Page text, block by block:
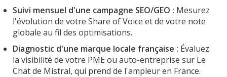
Suivi mensuel d'une campagne SEO/GEO : Mesurez
l'évolution de votre Share of Voice et de votre note
globale au fil des optimisations.
Diagnostic d'une marque locale française : Évaluez
la visibilité de votre PME ou auto-entreprise sur Le
Chat de Mistral, qui prend de l'ampleur en France.